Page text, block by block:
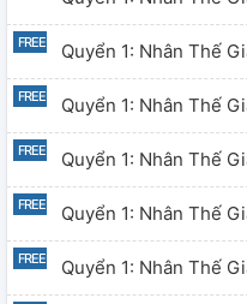
Quyển 1: Nhân Thế
Quyển 1: Nhân Thế
Quyển 1: Nhân Thế
Quyển 1: Nhân Thế
Quyển 1: Nhân Thế